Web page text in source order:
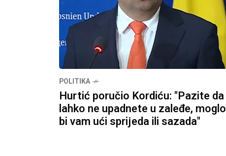
POLITIKA
Hurtić poručio Kordiću: "Pazite da
lahko ne upadnete u zaleđe, moglo
bi vam ući sprijeda ili sazada"